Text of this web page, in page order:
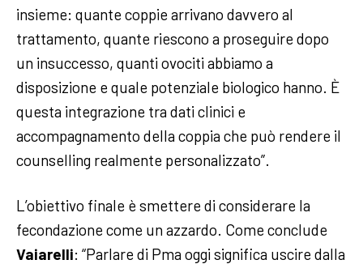
insieme: quante coppie arrivano davvero al
trattamento, quante riescono a proseguire dopo
un insuccesso, quanti ovociti abbiamo a
disposizione e quale potenziale biologico hanno. È
questa integrazione tra dati clinici e
accompagnamento della coppia che può rendere il
counselling realmente personalizzato”.
L’obiettivo finale è smettere di considerare la
fecondazione come un azzardo. Come conclude
Vaiarelli: “Parlare di Pma oggi significa uscire dalla